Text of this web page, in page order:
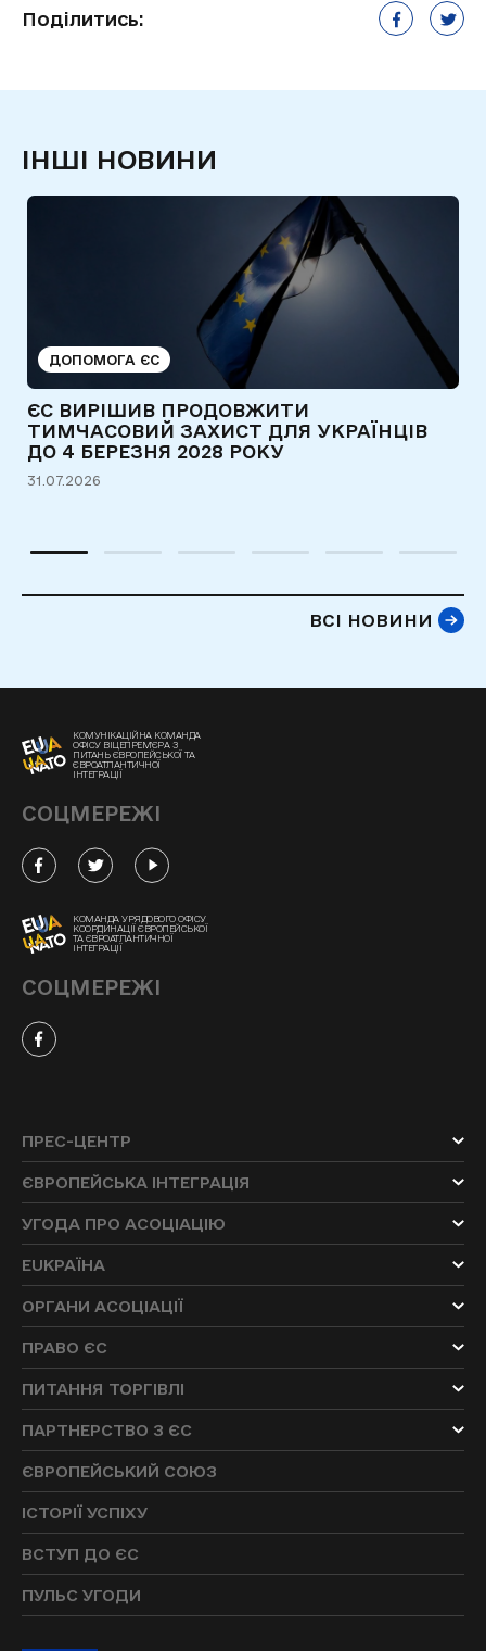
Поділитись:
ІНШІ НОВИНИ
ДОПОМОГА ЄС
ЄС ВИРІШИВ ПРОДОВЖИТИ
ТИМЧАСОВИЙ ЗАХИСТ ДЛЯ УКРАЇНЦІВ
ДО 4 БЕРЕЗНЯ 2028 РОКУ
31.07.2026
ВСІ НОВИНИ
КОМУНІКАЦІЙНА КОМАНДА
ОФІСУ ВІЦЕПРЕМ'ЄРА З
ПИТАНЬ ЄВРОПЕЙСЬКОЇ ТА
ЄВРОАТЛАНТИЧНОЇ
ІНТЕГРАЦІЇ
СОЦМЕРЕЖІ
КОМАНДА УРЯДОВОГО ОФІСУ
КООРДИНАЦІЇ ЄВРОПЕЙСЬКОЇ
ТА ЄВРОАТЛАНТИЧНОЇ
ІНТЕГРАЦІЇ
СОЦМЕРЕЖІ
ПРЕС-ЦЕНТР
ЄВРОПЕЙСЬКА ІНТЕГРАЦІЯ
УГОДА ПРО АСОЦІАЦІЮ
EUKРАЇНА
ОРГАНИ АСОЦІАЦІЇ
ПРАВО ЄС
ПИТАННЯ ТОРГІВЛІ
ПАРТНЕРСТВО З ЄС
ЄВРОПЕЙСЬКИЙ СОЮЗ
ІСТОРІЇ УСПІХУ
ВСТУП ДО ЄС
ПУЛЬС УГОДИ